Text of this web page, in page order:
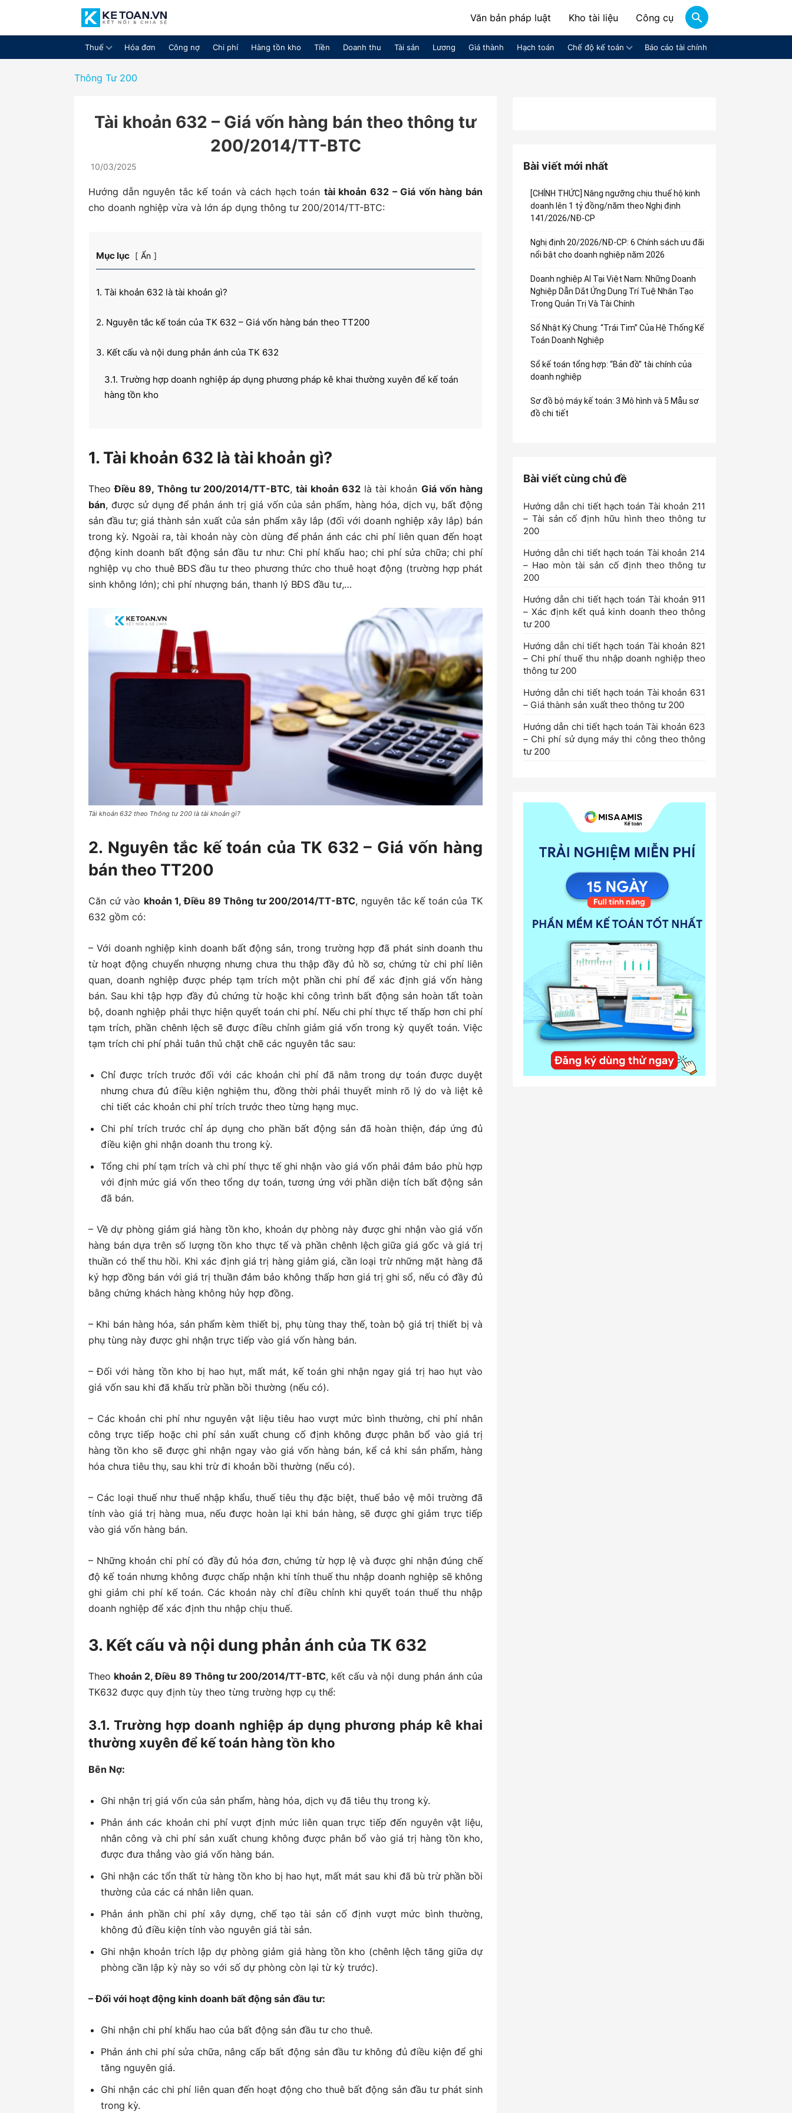
đồng
chia
toán
Văn bản pháp luật Kho tài liệu Công cụ
Thuế Hóa đơn Công nợ Chi phí Hàng tồn kho Tiền Doanh thu Tài sản Lương Giá thành Hạch toán Chế độ kế toán Báo cáo tài chính
Thông Tư 200
Tài khoản 632 – Giá vốn hàng bán theo thông tư
200/2014/TT-BTC
10/03/2025
Hướng dẫn nguyên tắc kế toán và cách hạch toán tài khoản 632 – Giá vốn hàng bán
cho doanh nghiệp vừa và lớn áp dụng thông tư 200/2014/TT-BTC:
Mục lục Ẩn
1. Tài khoản 632 là tài khoản gì?
2. Nguyên tắc kế toán của TK 632 – Giá vốn hàng bán theo TT200
3. Kết cấu và nội dung phản ánh của TK 632
3.1. Trường hợp doanh nghiệp áp dụng phương pháp kê khai thường xuyên để kế toán
hàng tồn kho
4.1. Đối với doanh nghiệp kế toán hàng tồn kho theo phương pháp kê khai thường xuyên
4.2. Đối với doanh nghiệp kế toán hàng tồn kho theo phương pháp kiểm kê định kỳ
1. Tài khoản 632 là tài khoản gì?
TheoĐiều 89, Thông tư 200/2014/TT-BTC,tài khoản 632là tài khoản Giá vốn hàng
bán, được sử dụng để phản ánh trị giá vốn của sản phẩm, hàng hóa, dịch vụ, bất động
sản đầu tư; giá thành sản xuất của sản phẩm xây lắp (đối với doanh nghiệp xây lắp) bán
trong kỳ. Ngoài ra, tài khoản này còn dùng để phản ánh các chi phí liên quan đến hoạt
động kinh doanh bất động sản đầu tư như: Chi phí khấu hao; chi phí sửa chữa; chi phí
nghiệp vụ cho thuê BĐS đầu tư theo phương thức cho thuê hoạt động (trường hợp phát
sinh không lớn); chi phí nhượng bán, thanh lý BĐS đầu tư,…
Tài khoản 632 theo Thông tư 200 là tài khoản gì?
2. Nguyên tắc kế toán của TK 632 – Giá vốn hàng
bán theo TT200
Căn cứ vào khoản 1, Điều 89 Thông tư 200/2014/TT-BTC, nguyên tắc kế toán của TK
632 gồm có:
– Với doanh nghiệp kinh doanh bất động sản, trong trường hợp đã phát sinh doanh thu
từ hoạt động chuyển nhượng nhưng chưa thu thập đầy đủ hồ sơ, chứng từ chi phí liên
quan, doanh nghiệp được phép tạm trích một phần chi phí để xác định giá vốn hàng
bán. Sau khi tập hợp đầy đủ chứng từ hoặc khi công trình bất động sản hoàn tất toàn
bộ, doanh nghiệp phải thực hiện quyết toán chi phí. Nếu chi phí thực tế thấp hơn chi phí
tạm trích, phần chênh lệch sẽ được điều chỉnh giảm giá vốn trong kỳ quyết toán. Việc
tạm trích chi phí phải tuân thủ chặt chẽ các nguyên tắc sau:
Chỉ được trích trước đối với các khoản chi phí đã nằm trong dự toán được duyệt
nhưng chưa đủ điều kiện nghiệm thu, đồng thời phải thuyết minh rõ lý do và liệt kê
chi tiết các khoản chi phí trích trước theo từng hạng mục.
Chi phí trích trước chỉ áp dụng cho phần bất động sản đã hoàn thiện, đáp ứng đủ
điều kiện ghi nhận doanh thu trong kỳ.
Tổng chi phí tạm trích và chi phí thực tế ghi nhận vào giá vốn phải đảm bảo phù hợp
với định mức giá vốn theo tổng dự toán, tương ứng với phần diện tích bất động sản
đã bán.
– Về dự phòng giảm giá hàng tồn kho, khoản dự phòng này được ghi nhận vào giá vốn
hàng bán dựa trên số lượng tồn kho thực tế và phần chênh lệch giữa giá gốc và giá trị
thuần có thể thu hồi. Khi xác định giá trị hàng giảm giá, cần loại trừ những mặt hàng đã
ký hợp đồng bán với giá trị thuần đảm bảo không thấp hơn giá trị ghi sổ, nếu có đầy đủ
bằng chứng khách hàng không hủy hợp đồng.
– Khi bán hàng hóa, sản phẩm kèm thiết bị, phụ tùng thay thế, toàn bộ giá trị thiết bị và
phụ tùng này được ghi nhận trực tiếp vào giá vốn hàng bán.
– Đối với hàng tồn kho bị hao hụt, mất mát, kế toán ghi nhận ngay giá trị hao hụt vào
giá vốn sau khi đã khấu trừ phần bồi thường (nếu có).
– Các khoản chi phí như nguyên vật liệu tiêu hao vượt mức bình thường, chi phí nhân
công trực tiếp hoặc chi phí sản xuất chung cố định không được phân bổ vào giá trị
hàng tồn kho sẽ được ghi nhận ngay vào giá vốn hàng bán, kể cả khi sản phẩm, hàng
hóa chưa tiêu thụ, sau khi trừ đi khoản bồi thường (nếu có).
– Các loại thuế như thuế nhập khẩu, thuế tiêu thụ đặc biệt, thuế bảo vệ môi trường đã
tính vào giá trị hàng mua, nếu được hoàn lại khi bán hàng, sẽ được ghi giảm trực tiếp
vào giá vốn hàng bán.
– Những khoản chi phí có đầy đủ hóa đơn, chứng từ hợp lệ và được ghi nhận đúng chế
độ kế toán nhưng không được chấp nhận khi tính thuế thu nhập doanh nghiệp sẽ không
ghi giảm chi phí kế toán. Các khoản này chỉ điều chỉnh khi quyết toán thuế thu nhập
doanh nghiệp để xác định thu nhập chịu thuế.
3. Kết cấu và nội dung phản ánh của TK 632
Theo khoản 2, Điều 89 Thông tư 200/2014/TT-BTC, kết cấu và nội dung phản ánh của
TK632 được quy định tùy theo từng trường hợp cụ thể:
3.1. Trường hợp doanh nghiệp áp dụng phương pháp kê khai
thường xuyên để kế toán hàng tồn kho
Bên Nợ:
Ghi nhận trị giá vốn của sản phẩm, hàng hóa, dịch vụ đã tiêu thụ trong kỳ.
Phản ánh các khoản chi phí vượt định mức liên quan trực tiếp đến nguyên vật liệu,
nhân công và chi phí sản xuất chung không được phân bổ vào giá trị hàng tồn kho,
được đưa thẳng vào giá vốn hàng bán.
Ghi nhận các tổn thất từ hàng tồn kho bị hao hụt, mất mát sau khi đã bù trừ phần bồi
thường của các cá nhân liên quan.
Phản ánh phần chi phí xây dựng, chế tạo tài sản cố định vượt mức bình thường,
không đủ điều kiện tính vào nguyên giá tài sản.
Ghi nhận khoản trích lập dự phòng giảm giá hàng tồn kho (chênh lệch tăng giữa dự
phòng cần lập kỳ này so với số dự phòng còn lại từ kỳ trước).
– Đối với hoạt động kinh doanh bất động sản đầu tư:
Ghi nhận chi phí khấu hao của bất động sản đầu tư cho thuê.
Phản ánh chi phí sửa chữa, nâng cấp bất động sản đầu tư không đủ điều kiện để ghi
tăng nguyên giá.
Ghi nhận các chi phí liên quan đến hoạt động cho thuê bất động sản đầu tư phát sinh
trong kỳ.
Bài viết mới nhất
[CHÍNH THỨC] Nâng ngưỡng chịu thuế hộ kinh
doanh lên 1 tỷ đồng/năm theo Nghị định
141/2026/NĐ-CP
Nghị định 20/2026/NĐ-CP: 6 Chính sách ưu đãi
nổi bật cho doanh nghiệp năm 2026
Doanh nghiệp AI Tại Việt Nam: Những Doanh
Nghiệp Dẫn Dắt Ứng Dụng Trí Tuệ Nhân Tạo
Trong Quản Trị Và Tài Chính
Sổ Nhật Ký Chung: “Trái Tim” Của Hệ Thống Kế
Toán Doanh Nghiệp
Sổ kế toán tổng hợp: “Bản đồ” tài chính của
doanh nghiệp
Sơ đồ bộ máy kế toán: 3 Mô hình và 5 Mẫu sơ
đồ chi tiết
Bài viết cùng chủ đề
Hướng dẫn chi tiết hạch toán Tài khoản 211
– Tài sản cố định hữu hình theo thông tư
200
Hướng dẫn chi tiết hạch toán Tài khoản 214
– Hao mòn tài sản cố định theo thông tư
200
Hướng dẫn chi tiết hạch toán Tài khoản 911
– Xác định kết quả kinh doanh theo thông
tư 200
Hướng dẫn chi tiết hạch toán Tài khoản 821
– Chi phí thuế thu nhập doanh nghiệp theo
thông tư 200
Hướng dẫn chi tiết hạch toán Tài khoản 631
– Giá thành sản xuất theo thông tư 200
Hướng dẫn chi tiết hạch toán Tài khoản 623
– Chi phí sử dụng máy thi công theo thông
tư 200